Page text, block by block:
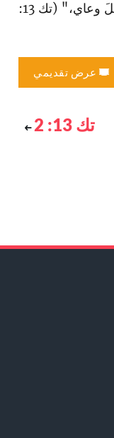
الَّذي كانَت فيه خَيمَتُه أَوَّلًا، بَينَ بَيتَ إِيلَ وعاي،" (تك 13:
عرض تقديمي
تك 13: 2